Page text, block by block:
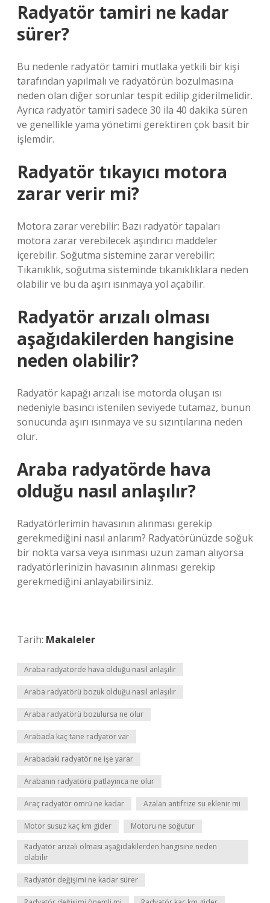
Radyatör tamiri ne kadar
sürer?
Bu nedenle radyatör tamiri mutlaka yetkili bir kişi
tarafından yapılmalı ve radyatörün bozulmasına
neden olan diğer sorunlar tespit edilip giderilmelidir.
Ayrıca radyatör tamiri sadece 30 ila 40 dakika süren
ve genellikle yama yönetimi gerektiren çok basit bir
işlemdir.
Radyatör tıkayıcı motora
zarar verir mi?
Motora zarar verebilir: Bazı radyatör tapaları
motora zarar verebilecek aşındırıcı maddeler
içerebilir. Soğutma sistemine zarar verebilir:
Tıkanıklık, soğutma sisteminde tıkanıklıklara neden
olabilir ve bu da aşırı ısınmaya yol açabilir.
Radyatör arızalı olması
aşağıdakilerden hangisine
neden olabilir?
Radyatör kapağı arızalı ise motorda oluşan ısı
nedeniyle basıncı istenilen seviyede tutamaz, bunun
sonucunda aşırı ısınmaya ve su sızıntılarına neden
olur.
Araba radyatörde hava
olduğu nasıl anlaşılır?
Radyatörlerimin havasının alınması gerekip
gerekmediğini nasıl anlarım? Radyatörünüzde soğuk
bir nokta varsa veya ısınması uzun zaman alıyorsa
radyatörlerinizin havasının alınması gerekip
gerekmediğini anlayabilirsiniz.
Tarih: Makaleler
Araba radyatörde hava olduğu nasıl anlaşılır
Araba radyatörü bozuk olduğu nasıl anlaşılır
Araba radyatörü bozulursa ne olur
Arabada kaç tane radyatör var
Arabadaki radyatör ne işe yarar
Arabanın radyatörü patlayınca ne olur
Araç radyatör ömrü ne kadar Azalan antifrize su eklenir mi
Motor susuz kaç km gider
Motoru ne soğutur
Radyatör arızalı olması aşağıdakilerden hangisine neden
olabilir
Radyatör değişimi ne kadar sürer